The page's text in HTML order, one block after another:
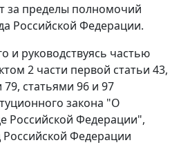
за пределы полномочий
Российской Федерации.
и руководствуясь частью
2 части первой статьи 43,
79, статьями 96 и 97
закона "О
Российской Федерации",
Федерации